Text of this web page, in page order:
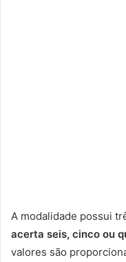
A modalidade possui
acerta seis, cinco ou
valores são